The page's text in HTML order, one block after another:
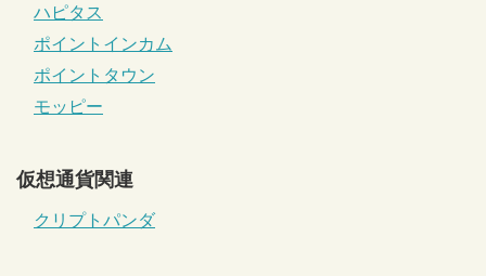
ハピタス
ポイントインカム
ポイントタウン
モッピー
仮想通貨関連
クリプトパンダ